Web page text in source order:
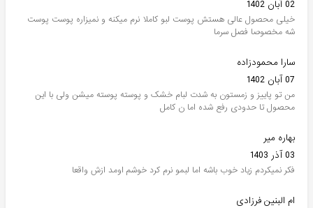
02 آبان 1402
خیلی محصول عالی هستش پوست لبو کاملا نرم میکنه و نمیزاره پوست پوست
شه مخصوصا فصل سرما
سارا محمودزاده
07 آبان 1402
من تو پاییز و زمستون به شدت لبام خشک و پوسته پوسته میشن ولی با این
محصول تا حدودی رفع شده اما ن کامل
بهاره میر
03 آذر 1403
فکر نمیکردم زیاد خوب باشه اما لبمو نرم کرد خوشم اومد ازش واقعا
ام البنین فرزادی